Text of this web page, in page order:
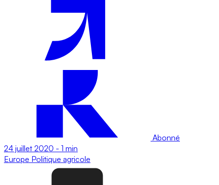
Abonné
24 juillet 2020 - 1 min
Europe Politique agricole